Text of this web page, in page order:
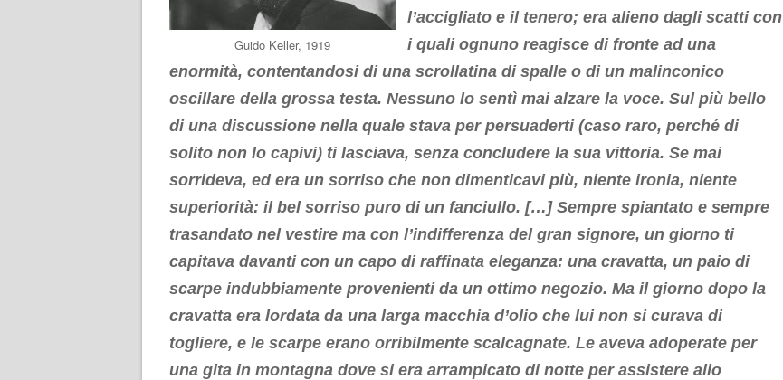
Guido Keller, 1919
l’accigliato e il tenero; era alieno dagli scatti con
i quali ognuno reagisce di fronte ad una
enormità, contentandosi di una scrollatina di spalle o di un malinconico
oscillare della grossa testa. Nessuno lo sentì mai alzare la voce. Sul più bello
di una discussione nella quale stava per persuaderti (caso raro, perché di
solito non lo capivi) ti lasciava, senza concludere la sua vittoria. Se mai
sorrideva, ed era un sorriso che non dimenticavi più, niente ironia, niente
superiorità: il bel sorriso puro di un fanciullo. […] Sempre spiantato e sempre
trasandato nel vestire ma con l’indifferenza del gran signore, un giorno ti
capitava davanti con un capo di raffinata eleganza: una cravatta, un paio di
scarpe indubbiamente provenienti da un ottimo negozio. Ma il giorno dopo la
cravatta era lordata da una larga macchia d’olio che lui non si curava di
togliere, e le scarpe erano orribilmente scalcagnate. Le aveva adoperate per
una gita in montagna dove si era arrampicato di notte per assistere allo